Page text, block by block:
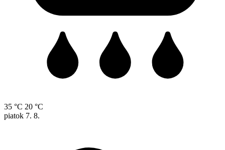
35 °C 20 °C
piatok 7. 8.